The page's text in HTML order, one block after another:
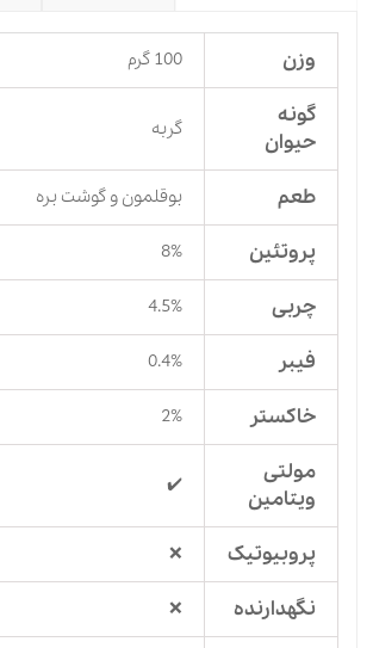
وزن 100 گرم
گونه
حیوان
گربه
طعم بوقلمون و گوشت بره
پروتئین 8%
چربی 4.5%
فیبر 0.4%
خاکستر 2%
مولتی
ویتامین
✔️
پروبیوتیک ❌
نگهدارنده ❌